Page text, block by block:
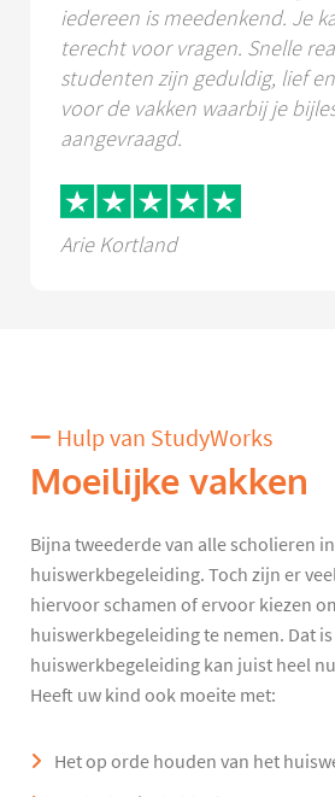
iedereen is meedenkend. Je
terecht voor vragen. Snelle
studenten zijn geduldig, lief
voor de vakken waarbij je
aangevraagd.
Arie Kortland
Hulp van StudyWorks
Moeilijke vakken
Bijna tweederde van alle scholieren
huiswerkbegeleiding. Toch zijn er
hiervoor schamen of ervoor kiezen
huiswerkbegeleiding te nemen. Dat
huiswerkbegeleiding kan juist heel
Heeft uw kind ook moeite met:
Het op orde houden van het